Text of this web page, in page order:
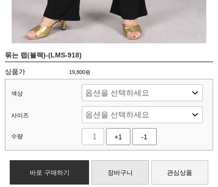
묶는 랩(블랙)-(LMS-918)
상품가 19,800원
색상
사이즈
수량 +1 -1
바로 구매하기 장바구니 관심상품